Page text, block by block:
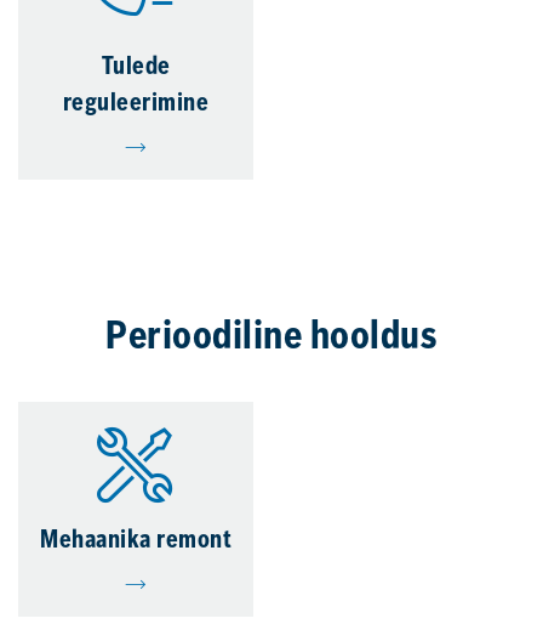
Tulede
reguleerimine
Perioodiline hooldus
Mehaanika remont